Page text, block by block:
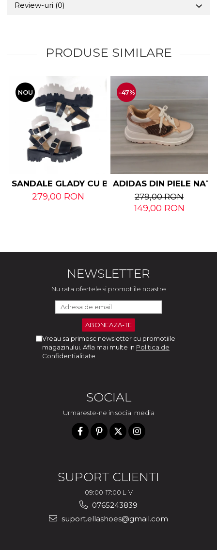
Review-uri (0)
PRODUSE SIMILARE
NOU
SANDALE GLADY CU BARETE DIN PIELE
279,00 RON
-47%
ADIDAS DIN PIELE
279,00 RON
149,00 RON
NEWSLETTER
Nu rata ofertele si promotiile noastre
Vreau sa primesc newsletter cu promotiile
magazinului. Afla mai multe in Politica de
Confidentialitate
SOCIAL
Urmareste-ne in social media
SUPORT CLIENTI
09:00-17:00 L-V
0765243839
suport.ellashoes@gmail.com